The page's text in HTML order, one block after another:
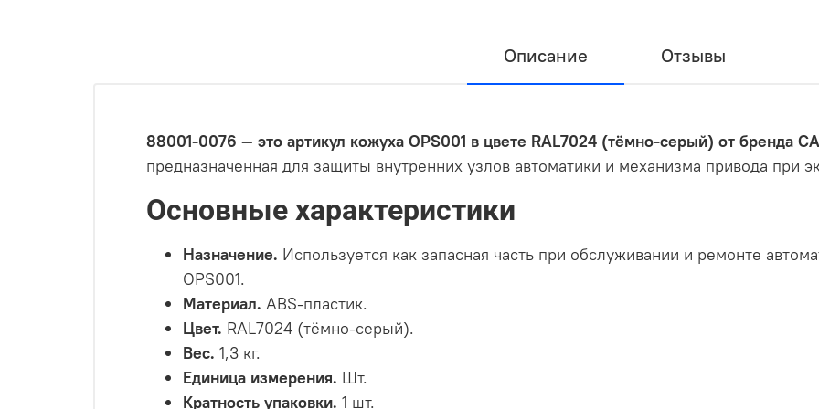
Описание Отзывы
88001-0076 — это артикул кожуха OPS001 в цвете RAL7024 (тёмно-серый) от бренда
предназначенная для защиты внутренних узлов автоматики и механизма привода при
Основные характеристики
Назначение. Используется как запасная часть при обслуживании и ремонте
OPS001.
Материал. ABS-пластик.
Цвет. RAL7024 (тёмно-серый).
Вес. 1,3 кг.
Единица измерения. Шт.
Кратность упаковки. 1 шт.